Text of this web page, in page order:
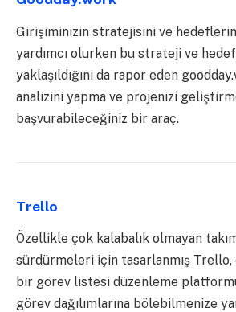
Girişiminizin stratejisini ve
yardımcı olurken bu strateji ve
yaklaşıldığını da rapor eden
analizini yapma ve projenizi
başvurabileceğiniz bir araç.
Trello
Özellikle çok kalabalık olmayan
sürdürmeleri için tasarlanmış
bir görev listesi düzenleme platformu.
görev dağılımlarına bölebilmenize